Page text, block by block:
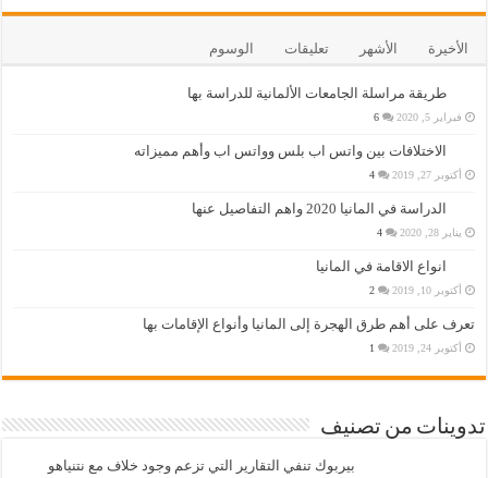
الأخيرة الأشهر تعليقات الوسوم
طريقة مراسلة الجامعات الألمانية للدراسة بها
فبراير 5, 2020 6
الاختلافات بين واتس اب بلس وواتس اب وأهم مميزاته
أكتوبر 27, 2019 4
الدراسة في المانيا 2020 واهم التفاصيل عنها
يناير 28, 2020 4
انواع الاقامة في المانيا
أكتوبر 10, 2019 2
تعرف على أهم طرق الهجرة إلى المانيا وأنواع الإقامات بها
أكتوبر 24, 2019 1
تدوينات من تصنيف
بيربوك تنفي التقارير التي تزعم وجود خلاف مع نتنياهو